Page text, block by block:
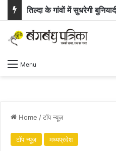
Menu
Home /टॉप न्यूज़
टॉप न्यूज़ मध्यप्रदेश